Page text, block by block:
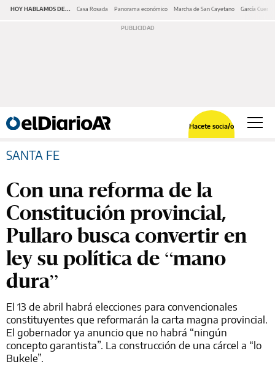
HOY HABLAMOS DE... Casa Rosada Panorama económico Marcha de San Cayetano García Cuerva
Hacete socia/o
SANTA FE
Con una reforma de la
Constitución provincial,
Pullaro busca convertir en
ley su política de “mano
dura”
El 13 de abril habrá elecciones para convencionales
constituyentes que reformarán la carta magna provincial.
El gobernador ya anuncio que no habrá “ningún
concepto garantista”. La construcción de una cárcel a “lo
Bukele”.